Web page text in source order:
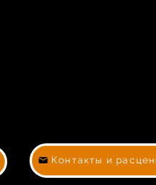
Контакты и